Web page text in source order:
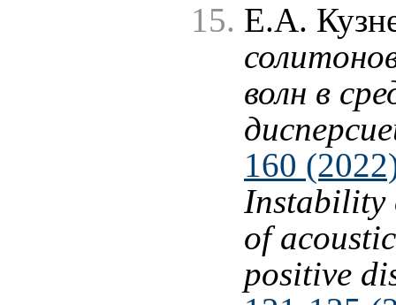
Е.А.
волн в
160
Instability
of
positive